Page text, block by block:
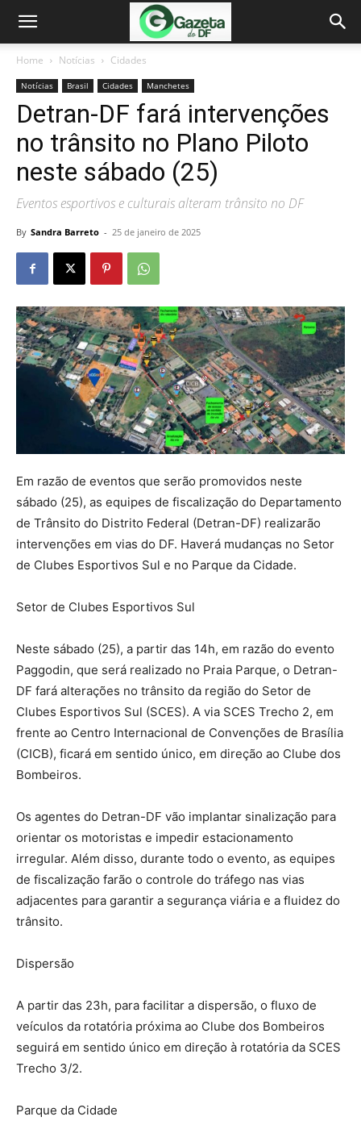
Home Notícias Cidades
Notícias Brasil Cidades Manchetes
Detran-DF fará intervenções
no trânsito no Plano Piloto
neste sábado (25)
Eventos esportivos e culturais alteram trânsito no DF
By Sandra Barreto - 25 de janeiro de 2025
Em razão de eventos que serão promovidos neste
sábado (25), as equipes de fiscalização do Departamento
de Trânsito do Distrito Federal (Detran-DF) realizarão
intervenções em vias do DF. Haverá mudanças no Setor
de Clubes Esportivos Sul e no Parque da Cidade.
Setor de Clubes Esportivos Sul
Neste sábado (25), a partir das 14h, em razão do evento
Paggodin, que será realizado no Praia Parque, o Detran-
DF fará alterações no trânsito da região do Setor de
Clubes Esportivos Sul (SCES). A via SCES Trecho 2, em
frente ao Centro Internacional de Convenções de Brasília
(CICB), ficará em sentido único, em direção ao Clube dos
Bombeiros.
Os agentes do Detran-DF vão implantar sinalização para
orientar os motoristas e impedir estacionamento
irregular. Além disso, durante todo o evento, as equipes
de fiscalização farão o controle do tráfego nas vias
adjacentes para garantir a segurança viária e a fluidez do
trânsito.
Dispersão
A partir das 23h, para facilitar a dispersão, o fluxo de
veículos da rotatória próxima ao Clube dos Bombeiros
seguirá em sentido único em direção à rotatória da SCES
Trecho 3/2.
Parque da Cidade